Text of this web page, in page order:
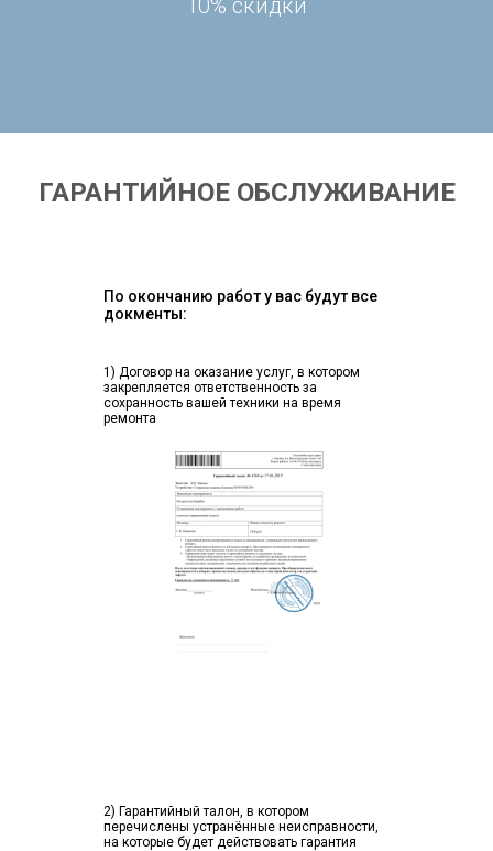
10% скидки
ГАРАНТИЙНОЕ ОБСЛУЖИВАНИЕ
По окончанию работ у вас будут все
докменты:
1) Договор на оказание услуг, в котором
закрепляется ответственность за
сохранность вашей техники на время
ремонта
2) Гарантийный талон, в котором
перечислены устранённые неисправности,
на которые будет действовать гарантия